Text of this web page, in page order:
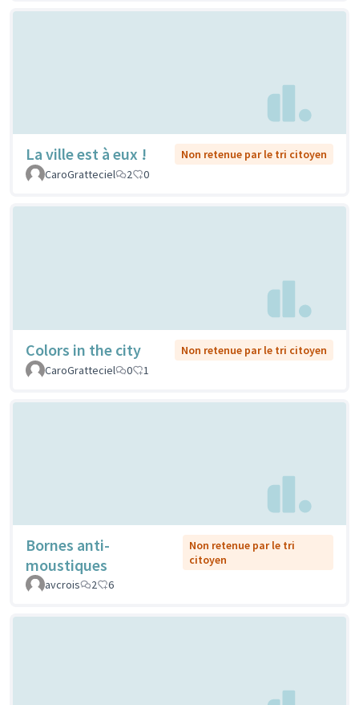
La ville est à eux !
Non retenue par le tri citoyen
CaroGratteciel
2 0
Colors in the city
Non retenue par le tri citoyen
CaroGratteciel
0 1
Bornes anti-
moustiques
Non retenue par le tri
citoyen
avcrois
2 6